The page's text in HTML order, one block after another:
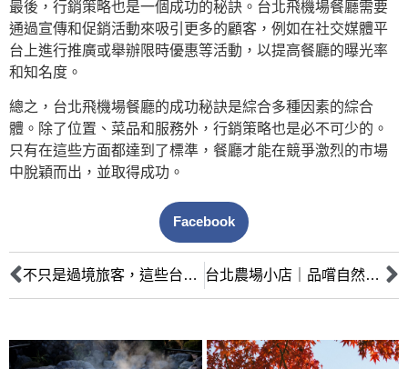
最後，行銷策略也是一個成功的秘訣。台北飛機場餐廳需要
通過宣傳和促銷活動來吸引更多的顧客，例如在社交媒體平
台上進行推廣或舉辦限時優惠等活動，以提高餐廳的曝光率
和知名度。
總之，台北飛機場餐廳的成功秘訣是綜合多種因素的綜合
體。除了位置、菜品和服務外，行銷策略也是必不可少的。
只有在這些方面都達到了標準，餐廳才能在競爭激烈的市場
中脫穎而出，並取得成功。
Facebook
不只是過境旅客，這些台北飛機場餐廳也成為當地人的美食聚集地！ 台北農場小店｜品嚐自然有機的美味新鮮蔬果